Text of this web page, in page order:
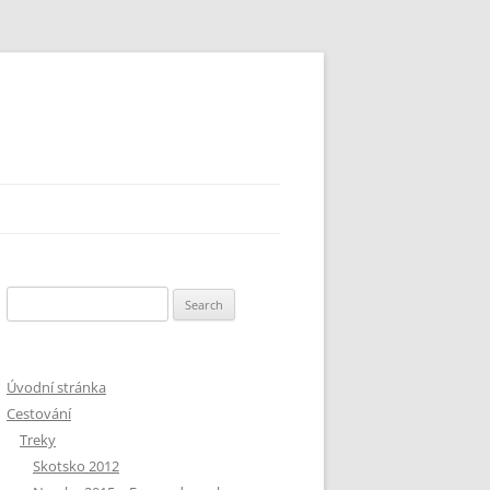
for:
Úvodní stránka
Cestování
Treky
Skotsko 2012